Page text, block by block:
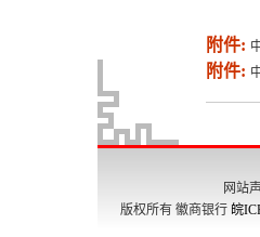
附件:
附件:
网站
版权所有 徽商银行 皖